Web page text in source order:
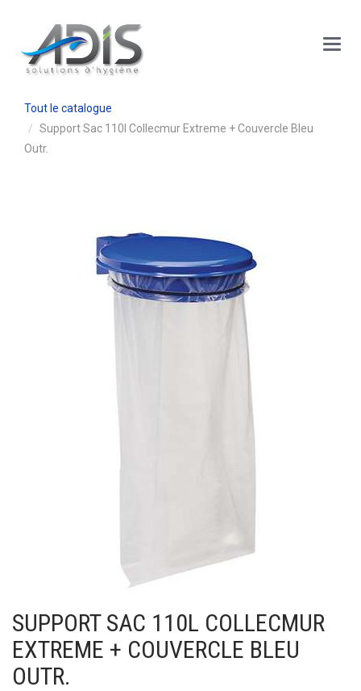
Main
Menu
Tout le catalogue
Support Sac 110l Collecmur Extreme + Couvercle Bleu
Outr.
SUPPORT SAC 110L COLLECMUR
EXTREME + COUVERCLE BLEU
OUTR.